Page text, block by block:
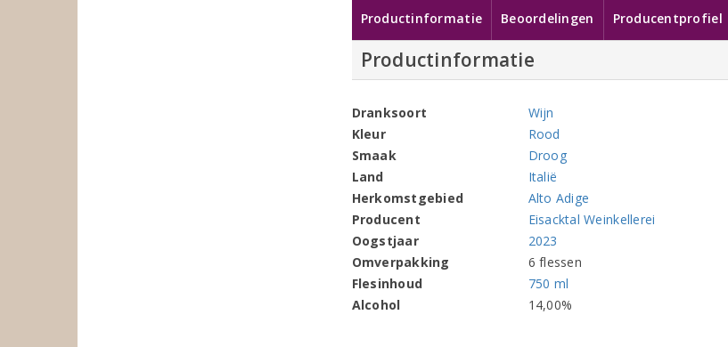
Productinformatie Beoordelingen Producentprofiel
Productinformatie
Dranksoort
Wijn
Kleur
Rood
Smaak
Droog
Land
Italië
Herkomstgebied
Alto Adige
Producent
Eisacktal Weinkellerei
Oogstjaar
2023
Omverpakking
6 flessen
Flesinhoud
750 ml
Alcohol
14,00%